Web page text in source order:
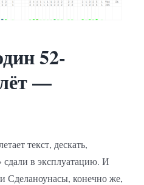
52-
—
текст, дескать,
сдали в эксплуатацию. И
Сделаноунасы, конечно же,